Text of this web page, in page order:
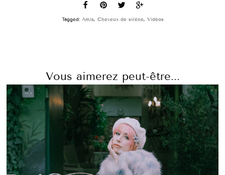
Tagged: Amis, Cheveux de sirène, Vidéos
Vous aimerez peut-être...